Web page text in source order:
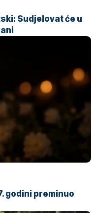
Sudjelovat će u
godini preminuo